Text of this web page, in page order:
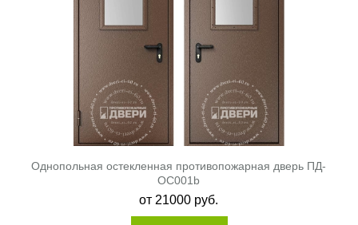
Однопольная остекленная противопожарная дверь ПД-
ОС001b
от 21000 руб.